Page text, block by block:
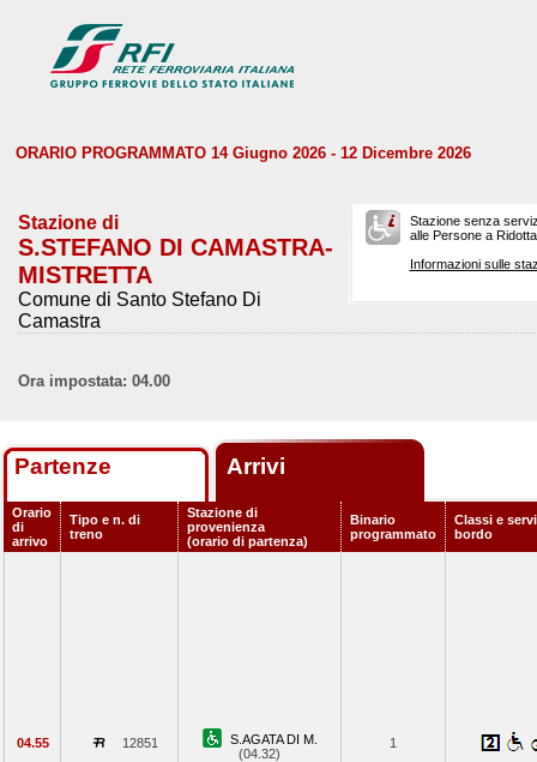
ORARIO PROGRAMMATO 14 Giugno 2026 - 12 Dicembre 2026
Stazione di
S.STEFANO DI CAMASTRA-
MISTRETTA
Comune di Santo Stefano Di
Camastra
Stazione senza
alle Persone a
Informazioni sulle
Ora impostata: 04.00
Partenze Arrivi
Orario
di
arrivo
Tipo e n. di
treno
Stazione di
provenienza
(orario di partenza)
Binario
programmato
Classi e
bordo
04.55 12851
S.AGATA DI M.
(04.32)
1